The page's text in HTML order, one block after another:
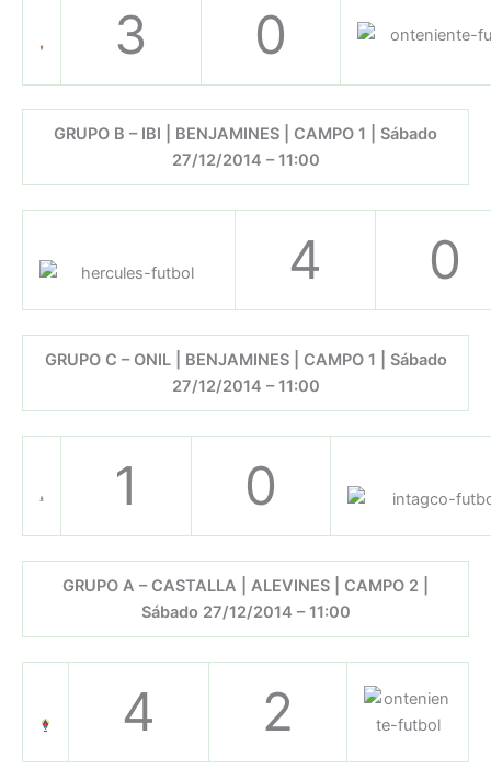
3 0
GRUPO B – IBI | BENJAMINES | CAMPO 1 | Sábado
27/12/2014 – 11:00
4 0
GRUPO C – ONIL | BENJAMINES | CAMPO 1 | Sábado
27/12/2014 – 11:00
1 0
GRUPO A – CASTALLA | ALEVINES | CAMPO 2 |
Sábado 27/12/2014 – 11:00
4 2